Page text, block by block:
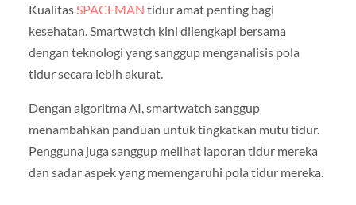
KualitasSPACEMAN tidur amat penting bagi
kesehatan. Smartwatch kini dilengkapi bersama
dengan teknologi yang sanggup menganalisis pola
tidur secara lebih akurat.
Dengan algoritma AI, smartwatch sanggup
menambahkan panduan untuk tingkatkan mutu tidur.
Pengguna juga sanggup melihat laporan tidur mereka
dan sadar aspek yang memengaruhi pola tidur mereka.